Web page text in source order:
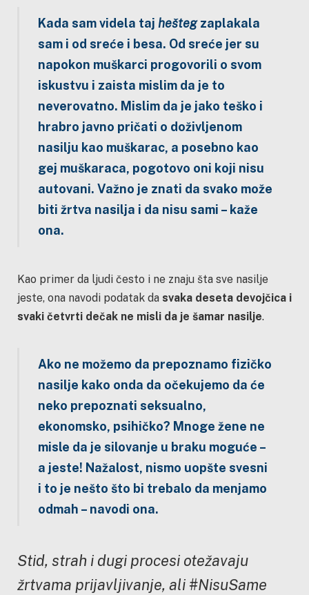
Kada sam videla taj heštegzaplakala
sam i od sreće i besa. Od sreće jer su
napokon muškarci progovorili o svom
iskustvu i zaista mislim da je to
neverovatno. Mislim da je jako teško i
hrabro javno pričati o doživljenom
nasilju kao muškarac, a posebno kao
gej muškaraca, pogotovo oni koji nisu
autovani. Važno je znati da svako može
biti žrtva nasilja i da nisu sami – kaže
ona.
Kao primer da ljudi često i ne znaju šta sve nasilje
jeste, ona navodi podatak da svaka deseta devojčica i
svaki četvrti dečak ne misli da je šamar nasilje.
Ako ne možemo da prepoznamo fizičko
nasilje kako onda da očekujemo da će
neko prepoznati seksualno,
ekonomsko, psihičko? Mnoge žene ne
misle da je silovanje u braku moguće –
a jeste! Nažalost, nismo uopšte svesni
i to je nešto što bi trebalo da menjamo
odmah – navodi ona.
Stid, strah i dugi procesi otežavaju
žrtvama prijavljivanje, ali #NisuSame